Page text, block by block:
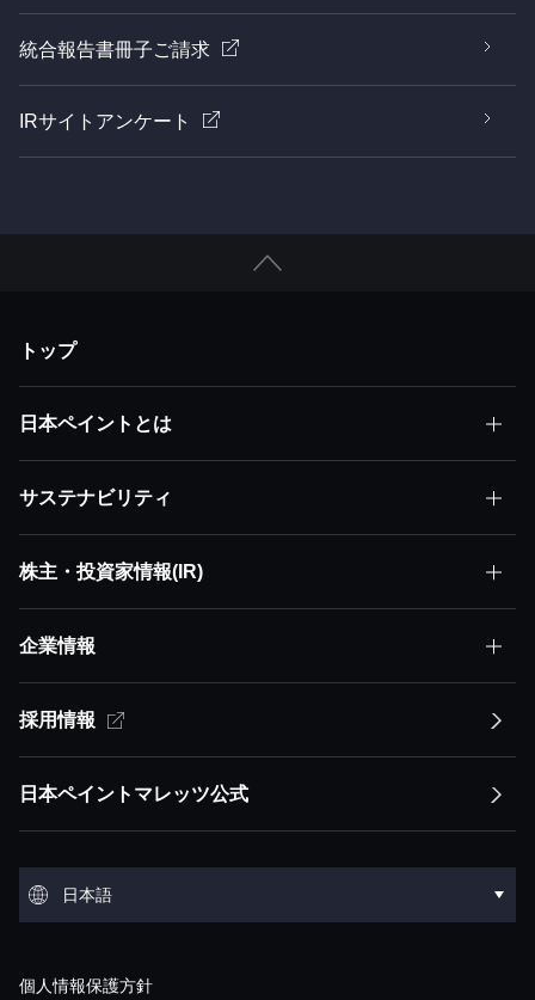
統合報告書冊子ご請求
IRサイトアンケート
トップ
日本ペイントとは
日本ペイントとはトップ
株主価値最大化（MSV）
アセット・アセンブラー
競争優位性
トップメッセージ
サステナビリティ
サステナビリティトップ
サステナビリティ方針
サステナビリティ方針トップ
ESGステートメント ESGマネジメント
マテリアリティ
イノベーション
環境
環境トップ
環境汚染
株主・投資家情報(IR)
株主・投資家情報(IR)トップ
経営方針
経営方針トップ
IRライブラリ
IRライブラリトップ
決算短信
説明会資料・動画
企業情報
企業情報トップ
会社概要
会社概要トップ
沿革
役員紹介
グループ概要
採用情報
日本ペイントマレッツ公式
日本語
個人情報保護方針